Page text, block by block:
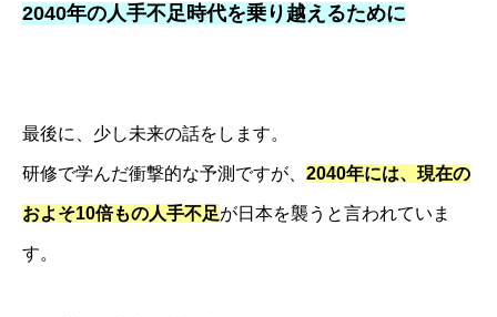
2040年の人手不足時代を乗り越えるために
最後に、少し未来の話をします。
研修で学んだ衝撃的な予測ですが、 2040年には、現在の
およそ10倍もの人手不足が日本を襲うと言われていま
す。
人財経営支援®︎塾
人財採用定着セミナー
お客様の声
求人情報